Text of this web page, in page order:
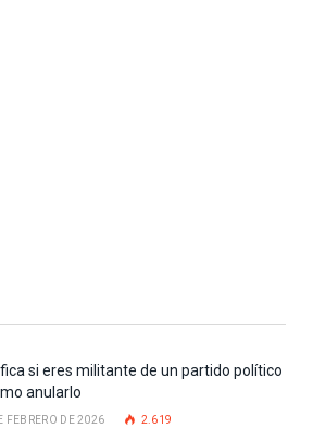
si eres militante de un partido político
anularlo
FEBRERO DE 2026 2.619